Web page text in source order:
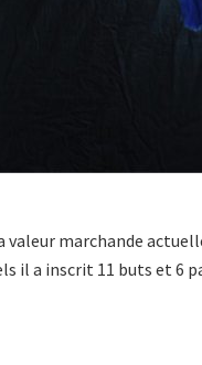
valeur marchande
il a inscrit 11 buts et 6